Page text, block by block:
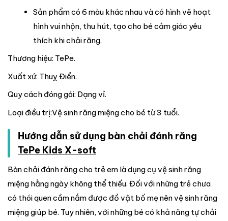
Sản phẩm có 6 màu khác nhau và có hình vẽ hoạt
hình vui nhộn, thu hút, tạo cho bé cảm giác yêu
thích khi chải răng.
Thương hiệu: TePe.
Xuất xứ: Thuỵ Điển.
Quy cách đóng gói: Dạng vỉ.
Loại điều trị:Vệ sinh răng miệng cho bé từ 3 tuổi.
Hướng dẫn sử dụng bàn chải đánh răng
TePe Kids X-soft
Bàn chải đánh răng cho trẻ em là dụng cụ vệ sinh răng
miệng hằng ngày không thể thiếu. Đối với những trẻ chưa
có thói quen cầm nắm được đồ vật bố mẹ nên vệ sinh răng
miệng giúp bé. Tuy nhiên, với những bé có khả năng tự chải